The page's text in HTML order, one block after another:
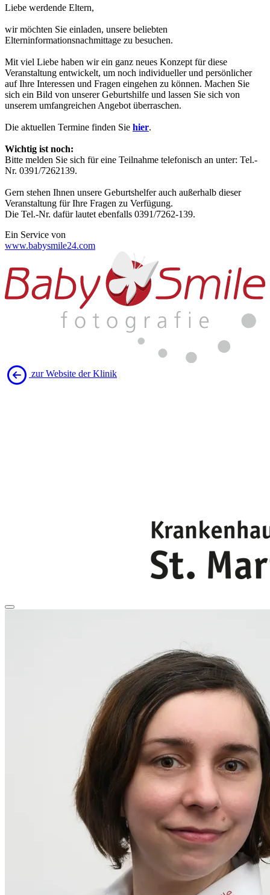
Liebe werdende Eltern,
wir möchten Sie einladen, unsere beliebten
Elterninformationsnachmittage zu besuchen.
Mit viel Liebe haben wir ein ganz neues Konzept für diese
Veranstaltung entwickelt, um noch individueller und persönlicher
auf Ihre Interessen und Fragen eingehen zu können. Machen Sie
sich ein Bild von unserer Geburtshilfe und lassen Sie sich von
unserem umfangreichen Angebot überraschen.
Die aktuellen Termine finden Sie hier.
Wichtig ist noch:
Bitte melden Sie sich für eine Teilnahme telefonisch an unter: Tel.-
Nr. 0391/7262139.
Gern stehen Ihnen unsere Geburtshelfer auch außerhalb dieser
Veranstaltung für Ihre Fragen zu Verfügung.
Die Tel.-Nr. dafür lautet ebenfalls 0391/7262-139.
Ein Service von
www.babysmile24.com
zur Website der Klinik